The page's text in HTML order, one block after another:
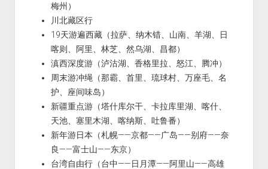
梅州）
川北藏区行
19天游遍西藏（拉萨、纳木错、山南、羊湖、日
喀则、阿里、林芝、然乌湖、昌都）
滇西深度游（泸沽湖、香格里拉、怒江、腾冲）
周末游冲绳（那霸、首里、琉球村、万座毛、名
护、座间味岛）
新疆重点游（塔什库尔干、卡拉库里湖、喀什、
天池、塞里木湖、喀纳斯、吐鲁番）
新年游日本（札幌——京都——广岛——别府——奈
良——富士山——东京）
台湾自由行（台中——日月潭——阿里山——高雄